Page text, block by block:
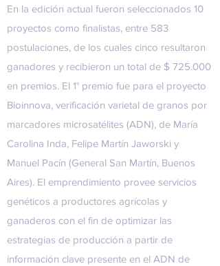
En la edición actual fueron seleccionados 10
proyectos como finalistas, entre 583
postulaciones, de los cuales cinco resultaron
ganadores y recibieron un total de $ 725.000
en premios. El 1° premio fue para el proyecto
Bioinnova, verificación varietal de granos por
marcadores microsatélites (ADN), de María
Carolina Inda, Felipe Martín Jaworski y
Manuel Pacín (General San Martín, Buenos
Aires). El emprendimiento provee servicios
genéticos a productores agrícolas y
ganaderos con el fin de optimizar las
estrategias de producción a partir de
información clave presente en el ADN de